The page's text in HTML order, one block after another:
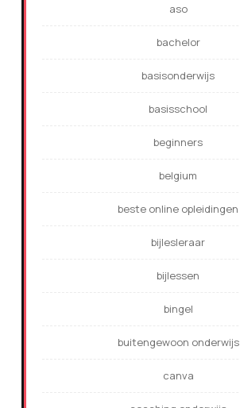
aso
bachelor
basisonderwijs
basisschool
beginners
belgium
beste online opleidingen
bijlesleraar
bijlessen
bingel
buitengewoon onderwijs
canva